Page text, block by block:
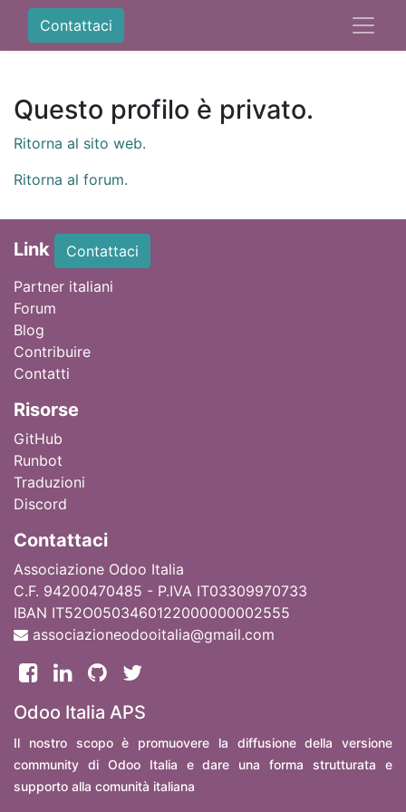
Contattaci
Questo profilo è privato.
Ritorna al sito web.
Ritorna al forum.
Link
Contattaci
Partner italiani
Forum
Blog
Contribuire
Contatti
Risorse
GitHub
Runbot
Traduzioni
Discord
Contattaci
Associazione Odoo Italia
C.F. 94200470485 - P.IVA IT03309970733
IBAN IT52O0503460122000000002555
associazioneodooitalia@gmail.com
Odoo Italia APS
Il nostro scopo è promuovere la diffusione della versione
community di Odoo Italia e dare una forma strutturata e
supporto alla comunità italiana